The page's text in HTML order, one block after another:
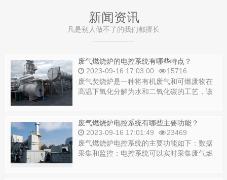
新闻资讯
凡是别人做不了的我们都擅长
废气燃烧炉的电控系统有哪些特点？
2023-09-16 17:03:00
15716
废气焚烧炉是一种将有机废气和可燃废物在
高温下氧化分解为水和二氧化碳的工艺，该
废气燃烧炉电控系统有哪些主要功能？
2023-09-16 17:01:49
23469
废气燃烧炉电控系统的主要功能如下：数据
采集和监控：电控系统可以实时采集废气燃